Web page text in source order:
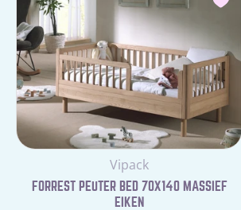
Leverancier:
Vipack
FORREST PEUTER BED 70X140 MASSIEF
EIKEN